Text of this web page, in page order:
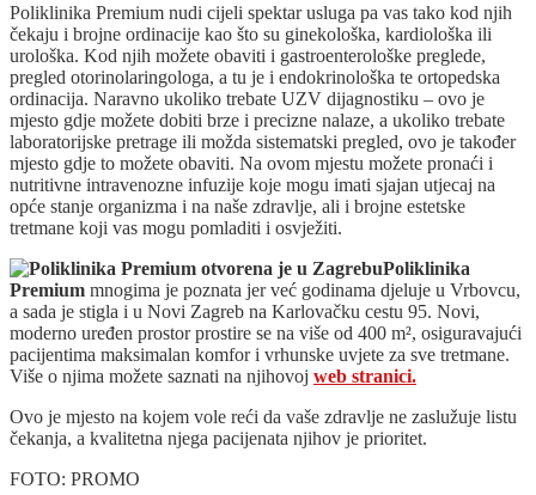
Poliklinika Premium nudi cijeli spektar usluga pa vas tako kod njih
čekaju i brojne ordinacije kao što su ginekološka, kardiološka ili
urološka. Kod njih možete obaviti i gastroenterološke preglede,
pregled otorinolaringologa, a tu je i endokrinološka te ortopedska
ordinacija. Naravno ukoliko trebate UZV dijagnostiku – ovo je
mjesto gdje možete dobiti brze i precizne nalaze, a ukoliko trebate
laboratorijske pretrage ili možda sistematski pregled, ovo je također
mjesto gdje to možete obaviti. Na ovom mjestu možete pronaći i
nutritivne intravenozne infuzije koje mogu imati sjajan utjecaj na
opće stanje organizma i na naše zdravlje, ali i brojne estetske
tretmane koji vas mogu pomladiti i osvježiti.
Poliklinika
Premium mnogima je poznata jer već godinama djeluje u Vrbovcu,
a sada je stigla i u Novi Zagreb na Karlovačku cestu 95. Novi,
moderno uređen prostor prostire se na više od 400 m², osiguravajući
pacijentima maksimalan komfor i vrhunske uvjete za sve tretmane.
Više o njima možete saznati na njihovoj web stranici.
Ovo je mjesto na kojem vole reći da vaše zdravlje ne zaslužuje listu
čekanja, a kvalitetna njega pacijenata njihov je prioritet.
FOTO: PROMO